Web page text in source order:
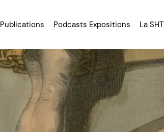
Publications Podcasts Expositions La SHT